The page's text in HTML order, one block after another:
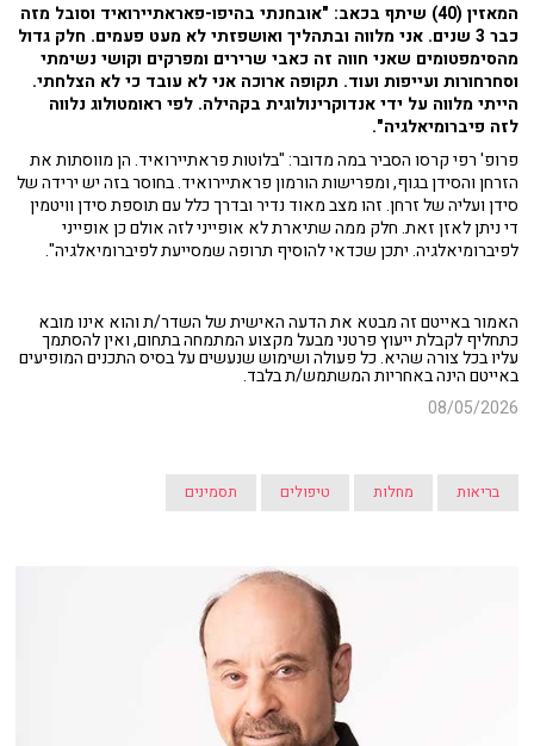
המאזין (40) שיתף בכאב: "אובחנתי בהיפו-פאראתיירואיד וסובל מזה
כבר 3 שנים. אני מלווה ובתהליך ואושפזתי לא מעט פעמים. חלק גדול
מהסימפטומים שאני חווה זה כאבי שרירים ומפרקים וקושי נשימתי
וסחרחורות ועייפות ועוד. תקופה ארוכה אני לא עובד כי לא הצלחתי.
הייתי מלווה על ידי אנדוקרינולוגית בקהילה. לפי ראומטולוג נלווה
לזה פיברומיאלגיה".
פרופ' רפי קרסו הסביר במה מדובר: "בלוטות פראתיירואיד. הן מווסתות את
הזרחן והסידן בגוף, ומפרישות הורמון פראתיירואיד. בחוסר בזה יש ירידה של
סידן ועליה של זרחן. זהו מצב מאוד נדיר ובדרך כלל עם תוספת סידן וויטמין
די ניתן לאזן זאת. חלק ממה שתיארת לא אופייני לזה אולם כן אופייני
לפיברומיאלגיה. יתכן שכדאי להוסיף תרופה שמסייעת לפיברומיאלגיה".
האמור באייטם זה מבטא את הדעה האישית של השדר/ת והוא אינו מובא
כתחליף לקבלת ייעוץ פרטני מבעל מקצוע המתמחה בתחום, ואין להסתמך
עליו בכל צורה שהיא. כל פעולה ושימוש שנעשים על בסיס התכנים המופיעים
באייטם הינה באחריות המשתמש/ת בלבד.
08/05/2026
בריאות מחלות טיפולים תסמינים